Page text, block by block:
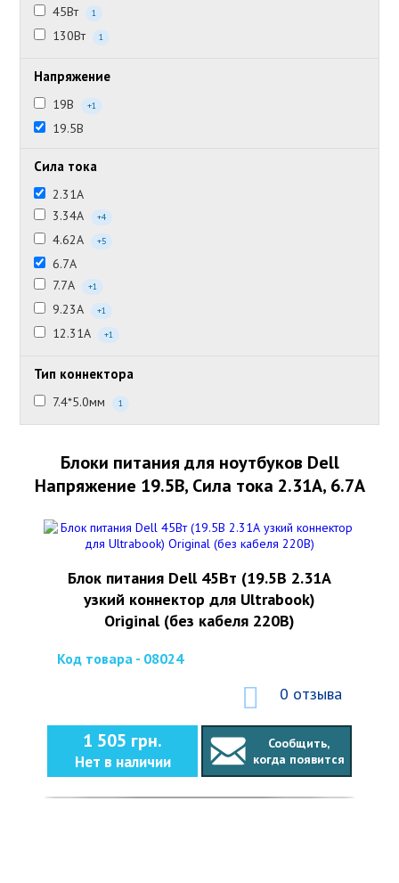
45Вт 1
130Вт 1
Напряжение
19В +1
19.5В
Сила тока
2.31А
3.34А
+4
4.62А +5
6.7А
7.7А
+1
9.23А +1
12.31А +1
Тип коннектора
7.4*5.0мм 1
Блоки питания для ноутбуков Dell
Напряжение 19.5В, Сила тока 2.31А, 6.7А
Блок питания Dell 45Вт (19.5В 2.31А
узкий коннектор для Ultrabook)
Original (без кабеля 220В)
Код товара - 08024
0 отзыва
1 505 грн.
Нет в наличии
Сообщить,
когда появится